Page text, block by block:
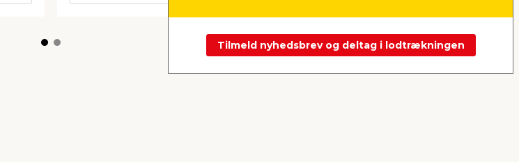
Næste
Tilmeld nyhedsbrev og deltag i lodtrækningen